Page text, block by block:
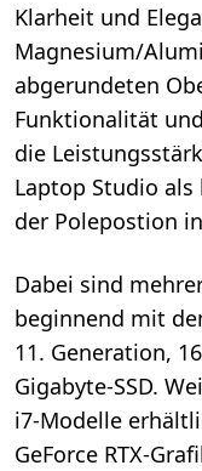
Klarheit und
Magnesium/
abgerundeten
Funktionalität
die
Laptop Studio
der Polepostion
Dabei sind
beginnend mit
11. Generation,
Gigabyte-SSD.
i7-Modelle
GeForce RTX-